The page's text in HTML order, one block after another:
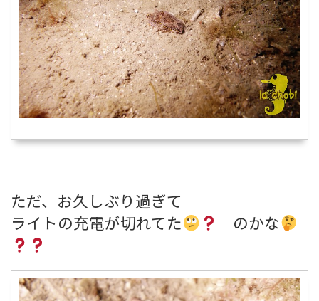
ただ、お久しぶり過ぎて
ライトの充電が切れてた
のかな